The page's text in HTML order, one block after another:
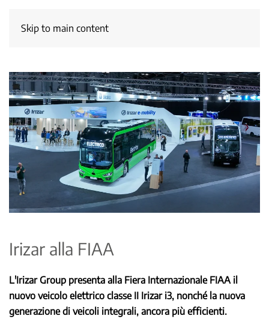
Skip to main content
Irizar alla FIAA
L'Irizar Group presenta alla Fiera Internazionale FIAA il
nuovo veicolo elettrico classe II Irizar i3, nonché la nuova
generazione di veicoli integrali, ancora più efficienti.